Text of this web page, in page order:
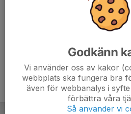
Godkänn
Vi använder oss av kakor
webbplats ska fungera bra
även för webbanalys i
förbättra våra
Så använder vi